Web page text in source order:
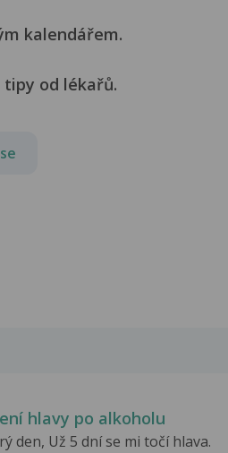
kalendářem.
od lékařů.
hlavy po alkoholu
den, Už 5 dní se mi točí hlava.